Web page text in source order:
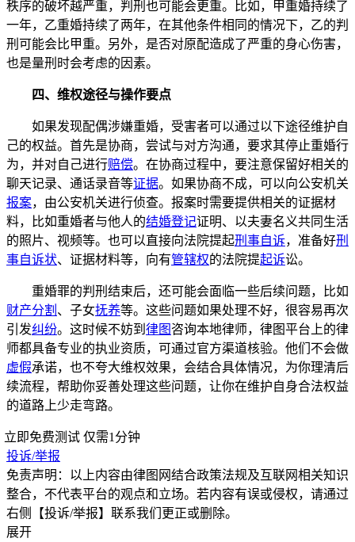
秩序的破坏越严重，判刑也可能会更重。比如，甲重婚持续了
一年，乙重婚持续了两年，在其他条件相同的情况下，乙的判
刑可能会比甲重。另外，是否对原配造成了严重的身心伤害，
也是量刑时会考虑的因素。
四、维权途径与操作要点
如果发现配偶涉嫌重婚，受害者可以通过以下途径维护自
己的权益。首先是协商，尝试与对方沟通，要求其停止重婚行
为，并对自己进行赔偿。在协商过程中，要注意保留好相关的
聊天记录、通话录音等证据。如果协商不成，可以向公安机关
报案，由公安机关进行侦查。报案时需要提供相关的证据材
料，比如重婚者与他人的结婚登记证明、以夫妻名义共同生活
的照片、视频等。也可以直接向法院提起刑事自诉，准备好刑
事自诉状、证据材料等，向有管辖权的法院提起诉讼。
重婚罪的判刑结束后，还可能会面临一些后续问题，比如
财产分割 、子女抚养等。这些问题如果处理不好，很容易再次
引发纠纷。这时候不妨到 律图 咨询本地律师，律图平台上的律
师都具备专业的执业资质，可通过官方渠道核验。他们不会做
虚假承诺，也不夸大维权效果，会结合具体情况，为你理清后
续流程，帮助你妥善处理这些问题，让你在维护自身合法权益
的道路上少走弯路。
立即免费测试 仅需1分钟
投诉/举报
免责声明：以上内容由律图网结合政策法规及互联网相关知识
整合，不代表平台的观点和立场。若内容有误或侵权，请通过
右侧【投诉/举报】联系我们更正或删除。
展开